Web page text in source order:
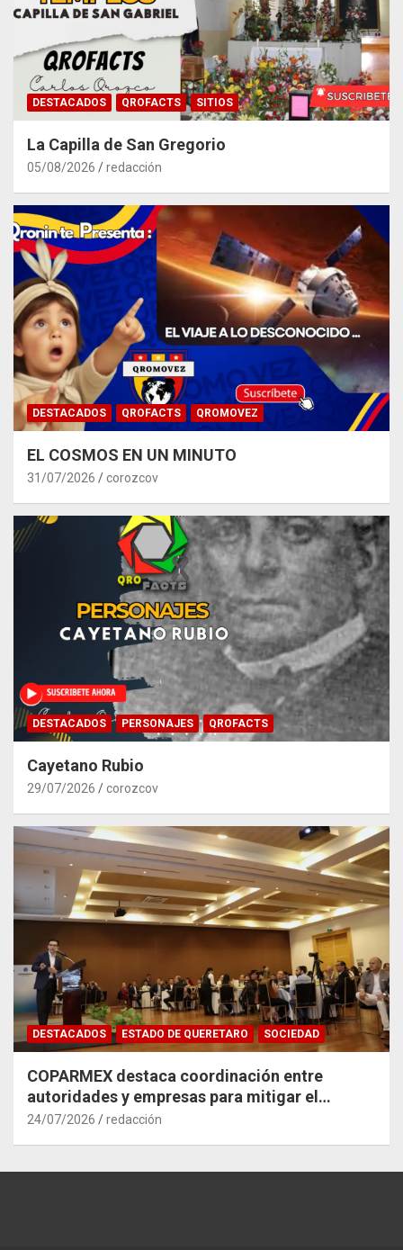
DESTACADOS QROFACTS SITIOS
La Capilla de San Gregorio
05/08/2026 redacción
DESTACADOS QROFACTS QROMOVEZ
EL COSMOS EN UN MINUTO
31/07/2026 corozcov
DESTACADOS PERSONAJES QROFACTS
Cayetano Rubio
29/07/2026 corozcov
DESTACADOS ESTADO DE QUERETARO SOCIEDAD
COPARMEX destaca coordinación entre
autoridades y empresas para mitigar el
impacto del Tren México–Querétaro
24/07/2026 redacción